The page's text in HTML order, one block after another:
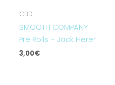
CBD
SMOOTH COMPANY
Pré Rolls – Jack Herer
3,00€